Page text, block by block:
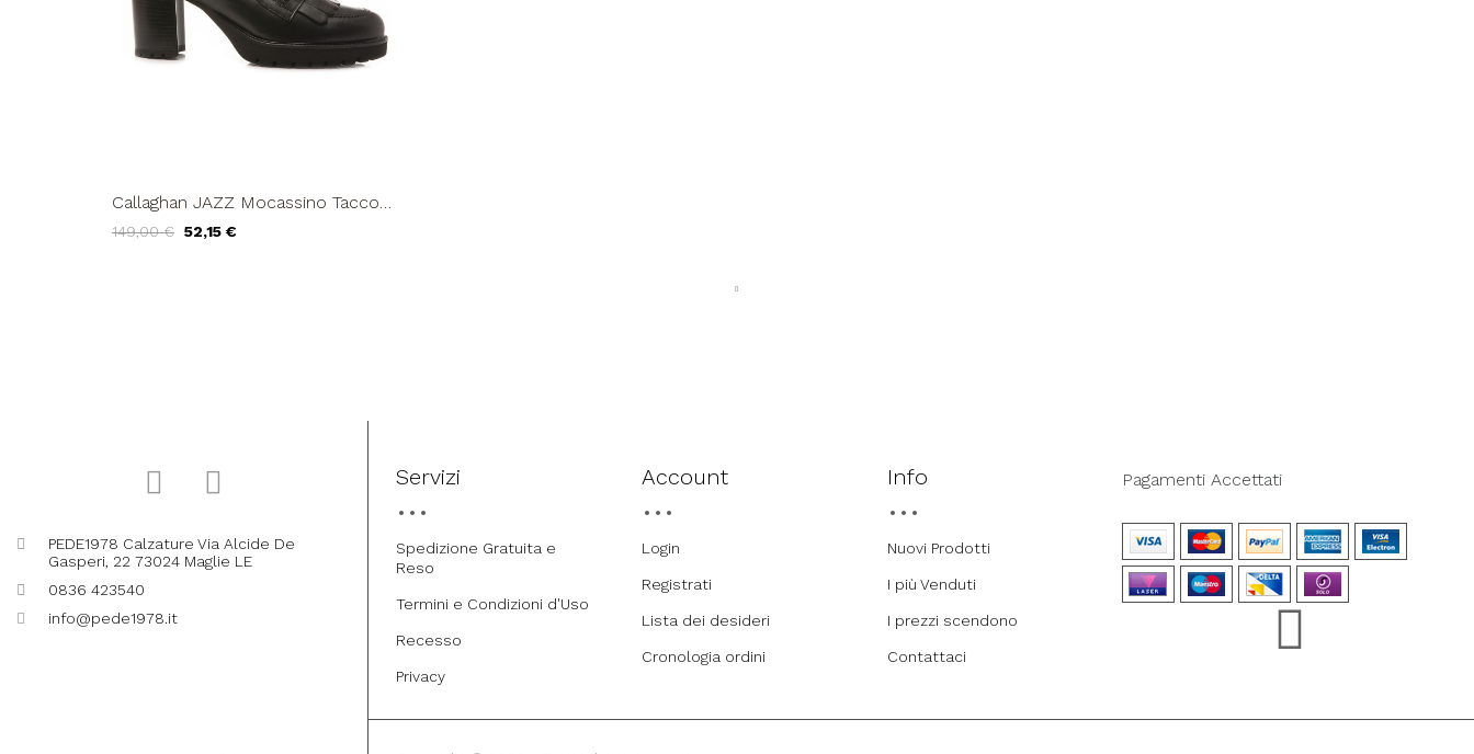
Callaghan JAZZ Mocassino Tacco
149,00 € 52,15 €
PEDE1978 Calzature Via Alcide De
Gasperi, 22 73024 Maglie LE
0836 423540
info@pede1978.it
Servizi
Spedizione Gratuita e
Reso
Termini e Condizioni d'Uso
Recesso
Privacy
Account
Login
Registrati
Lista dei desideri
Cronologia ordini
Info
Nuovi Prodotti
I più Venduti
I prezzi scendono
Contattaci
Pagamenti Accettati